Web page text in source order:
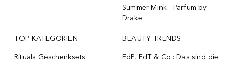
Summer Mink - Parfum by
Drake
TOP KATEGORIEN
Rituals Geschenksets
BEAUTY TRENDS
EdP, EdT & Co.: Das sind die